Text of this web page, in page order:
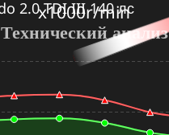
x1000r/min
Технический анализ